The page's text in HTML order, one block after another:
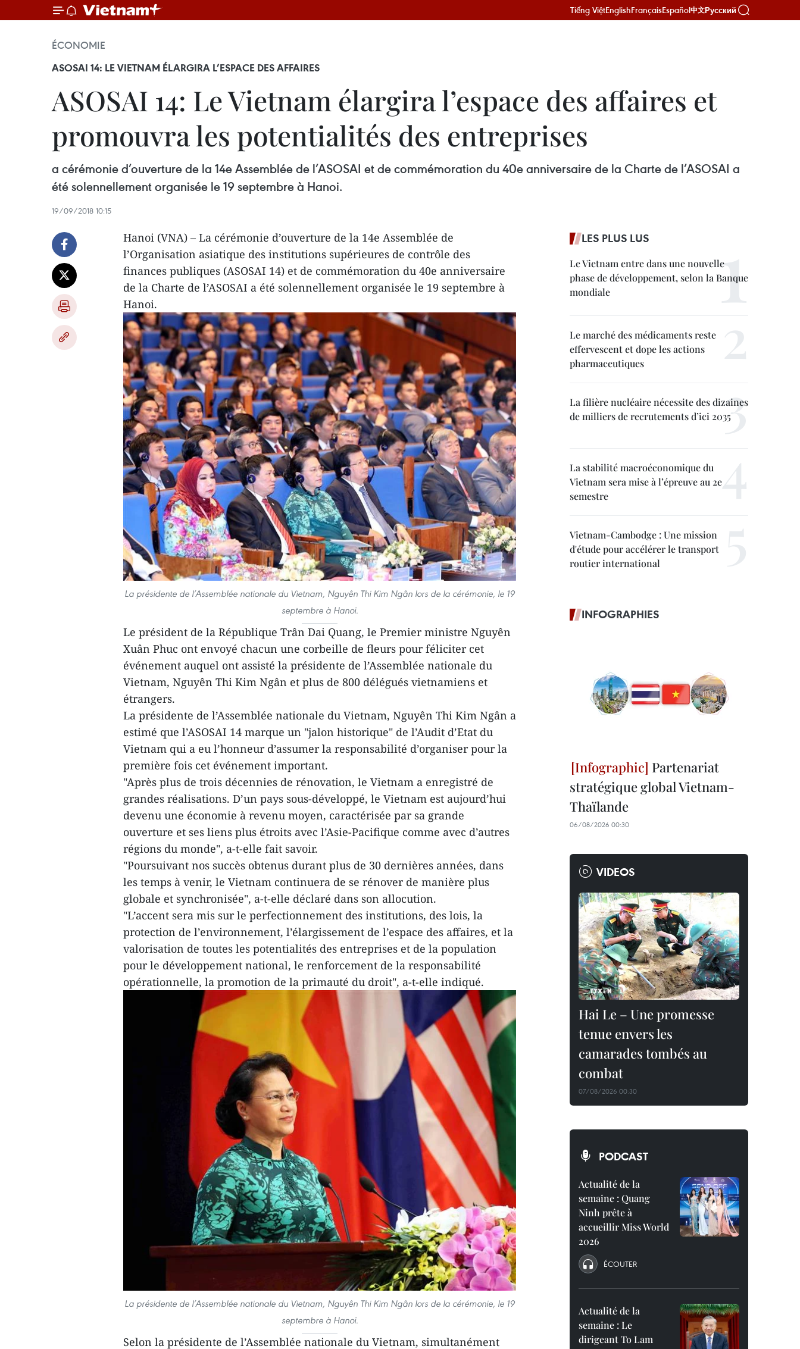
Tiếng ViệtEnglishFrançaisEspañol中文Русский
ÉCONOMIE
ASOSAI 14: LE VIETNAM ÉLARGIRA L’ESPACE DES AFFAIRES
ASOSAI 14: Le Vietnam élargira l’espace des affaires et
promouvra les potentialités des entreprises
a cérémonie d’ouverture de la 14e Assemblée de l’ASOSAI et de commémoration du 40e anniversaire de la Charte de l’ASOSAI a
été solennellement organisée le 19 septembre à Hanoi.
19/09/2018 10:15
Hanoi (VNA) – La cérémonie d’ouverture de la 14e Assemblée de
l’Organisation asiatique des institutions supérieures de contrôle des
finances publiques (ASOSAI 14) et de commémoration du 40e anniversaire
de la Charte de l’ASOSAI a été solennellement organisée le 19 septembre à
Hanoi.
La présidente de l’Assemblée nationale du Vietnam, Nguyên Thi Kim Ngân lors de la cérémonie, le 19
septembre à Hanoi.
Le président de la République Trân Dai Quang, le Premier ministre Nguyên
Xuân Phuc ont envoyé chacun une corbeille de fleurs pour féliciter cet
événement auquel ont assisté la présidente de l’Assemblée nationale du
Vietnam, Nguyên Thi Kim Ngân et plus de 800 délégués vietnamiens et
étrangers.
La présidente de l’Assemblée nationale du Vietnam, Nguyên Thi Kim Ngân a
estimé que l’ASOSAI 14 marque un "jalon historique" de l’Audit d’Etat du
Vietnam qui a eu l’honneur d’assumer la responsabilité d’organiser pour la
première fois cet événement important.
"Après plus de trois décennies de rénovation, le Vietnam a enregistré de
grandes réalisations. D’un pays sous-développé, le Vietnam est aujourd’hui
devenu une économie à revenu moyen, caractérisée par sa grande
ouverture et ses liens plus étroits avec l’Asie-Pacifique comme avec d’autres
régions du monde", a-t-elle fait savoir.
"Poursuivant nos succès obtenus durant plus de 30 dernières années, dans
les temps à venir, le Vietnam continuera de se rénover de manière plus
globale et synchronisée", a-t-elle déclaré dans son allocution.
"L’accent sera mis sur le perfectionnement des institutions, des lois, la
protection de l’environnement, l’élargissement de l’espace des affaires, et la
valorisation de toutes les potentialités des entreprises et de la population
pour le développement national, le renforcement de la responsabilité
opérationnelle, la promotion de la primauté du droit", a-t-elle indiqué.
La présidente de l’Assemblée nationale du Vietnam, Nguyên Thi Kim Ngân lors de la cérémonie, le 19
septembre à Hanoi.
Selon la présidente de l’Assemblée nationale du Vietnam, simultanément
LES PLUS LUS
Le Vietnam entre dans une nouvelle
phase de développement, selon la Banque
mondiale
Le marché des médicaments reste
effervescent et dope les actions
pharmaceutiques
La filière nucléaire nécessite des dizaines
de milliers de recrutements d’ici 2035
La stabilité macroéconomique du
Vietnam sera mise à l’épreuve au 2e
semestre
Vietnam-Cambodge : Une mission
d'étude pour accélérer le transport
routier international
INFOGRAPHIES
Partenariat
stratégique global Vietnam-
Thaïlande
06/08/2026 00:30
VIDEOS
Hai Le – Une promesse
tenue envers les
camarades tombés au
combat
07/08/2026 00:30
PODCAST
Actualité de la
semaine : Quang
Ninh prête à
accueillir Miss World
2026
ÉCOUTER
Actualité de la
semaine : Le
dirigeant To Lam